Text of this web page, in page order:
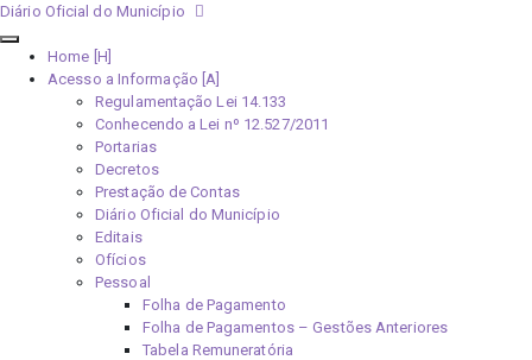
Diário Oficial do Município
Home [H]
Acesso a Informação [A]
Regulamentação Lei 14.133
Conhecendo a Lei nº 12.527/2011
Portarias
Decretos
Prestação de Contas
Diário Oficial do Município
Editais
Ofícios
Pessoal
Folha de Pagamento
Folha de Pagamentos – Gestões Anteriores
Tabela Remuneratória